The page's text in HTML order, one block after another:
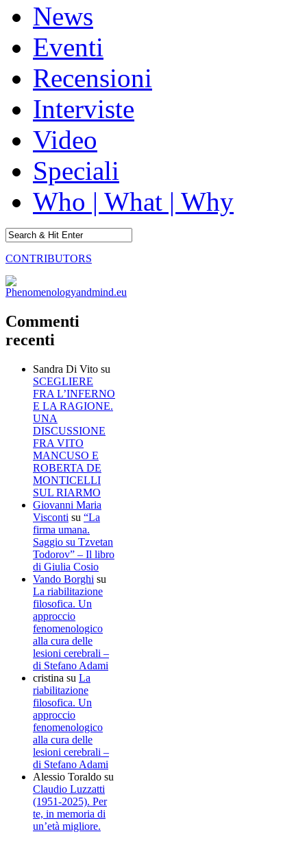
News
Eventi
Recensioni
Interviste
Video
Speciali
Who | What | Why
CONTRIBUTORS
Commenti
recenti
Sandra Di Vito su
SCEGLIERE
FRA L’INFERNO
E LA RAGIONE.
UNA
DISCUSSIONE
FRA VITO
MANCUSO E
ROBERTA DE
MONTICELLI
SUL RIARMO
Giovanni Maria
Visconti su “La
firma umana.
Saggio su Tzvetan
Todorov” – Il libro
di Giulia Cosio
Vando Borghi su
La riabilitazione
filosofica. Un
approccio
fenomenologico
alla cura delle
lesioni cerebrali –
di Stefano Adami
cristina su La
riabilitazione
filosofica. Un
approccio
fenomenologico
alla cura delle
lesioni cerebrali –
di Stefano Adami
Alessio Toraldo su
Claudio Luzzatti
(1951-2025). Per
te, in memoria di
un’età migliore.